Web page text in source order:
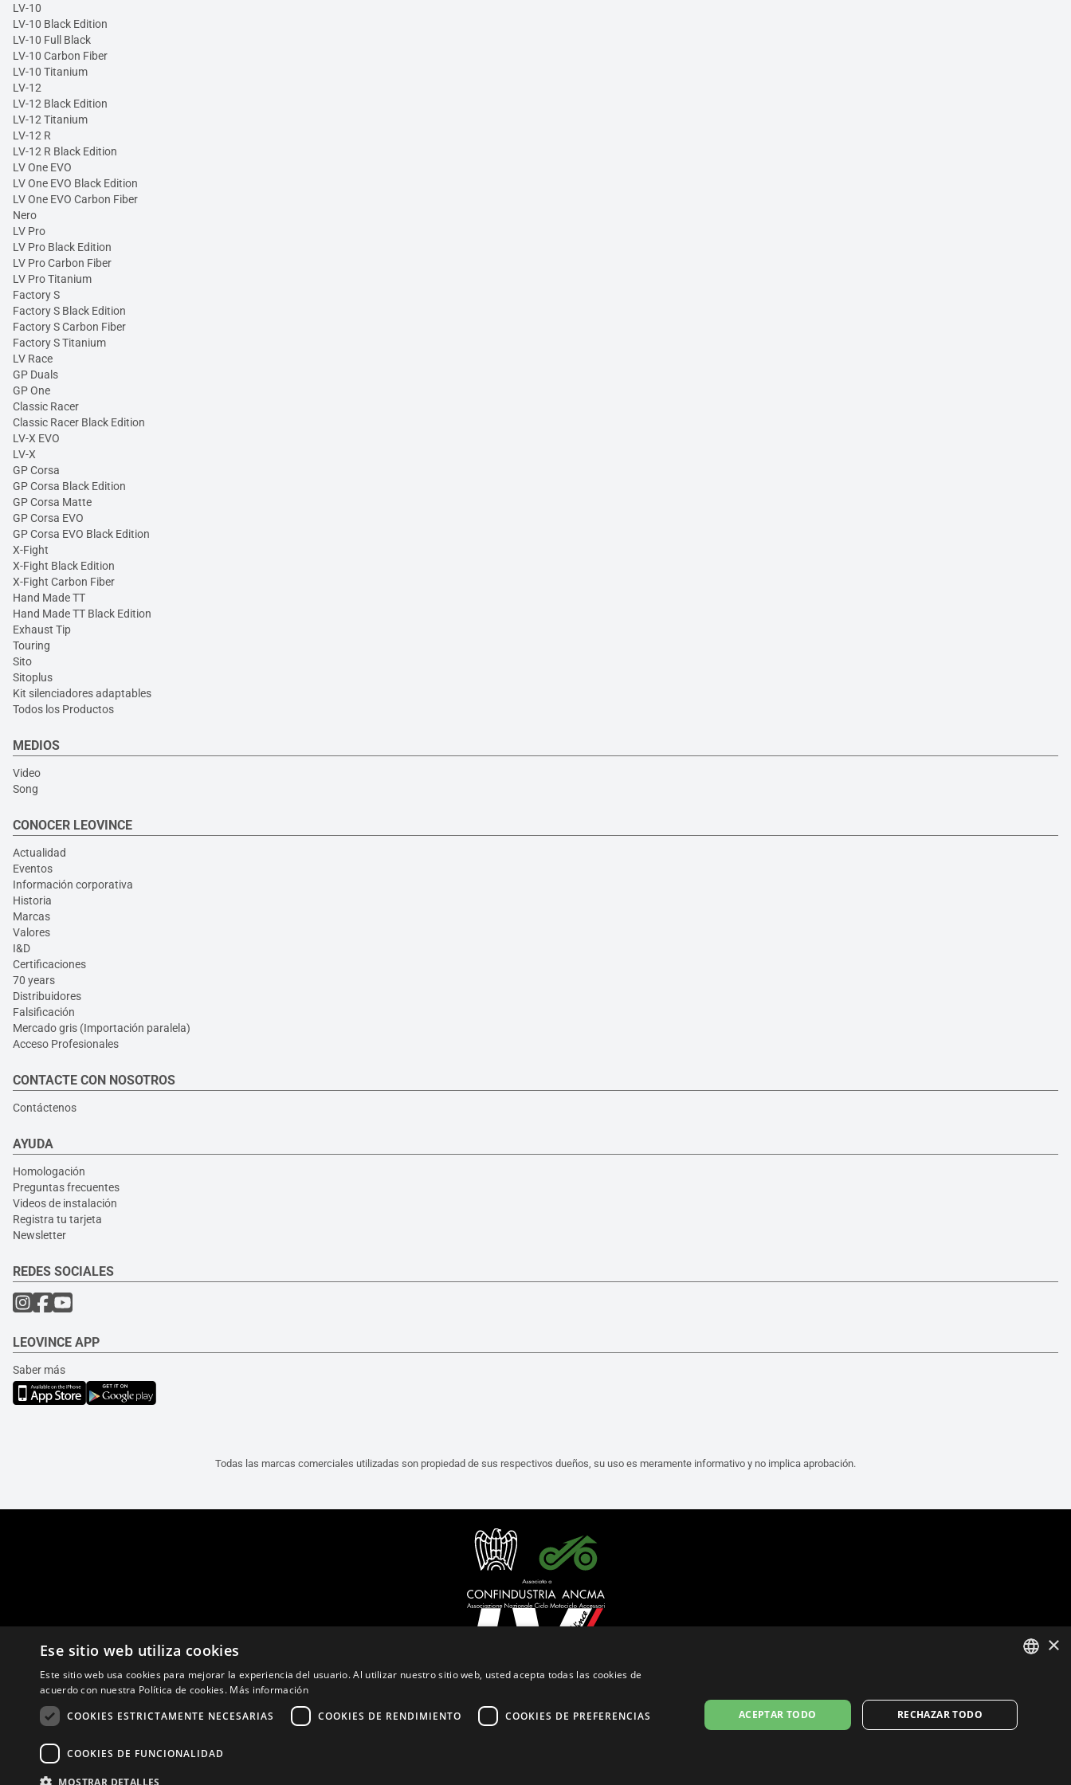
LV-10
LV-10 Black Edition
LV-10 Full Black
LV-10 Carbon Fiber
LV-10 Titanium
LV-12
LV-12 Black Edition
LV-12 Titanium
LV-12 R
LV-12 R Black Edition
LV One EVO
LV One EVO Black Edition
LV One EVO Carbon Fiber
Nero
LV Pro
LV Pro Black Edition
LV Pro Carbon Fiber
LV Pro Titanium
Factory S
Factory S Black Edition
Factory S Carbon Fiber
Factory S Titanium
LV Race
GP Duals
GP One
Classic Racer
Classic Racer Black Edition
LV-X EVO
LV-X
GP Corsa
GP Corsa Black Edition
GP Corsa Matte
GP Corsa EVO
GP Corsa EVO Black Edition
X-Fight
X-Fight Black Edition
X-Fight Carbon Fiber
Hand Made TT
Hand Made TT Black Edition
Exhaust Tip
Touring
Sito
Sitoplus
Kit silenciadores adaptables
Todos los Productos
MEDIOS
Video
Song
CONOCER LEOVINCE
Actualidad
Eventos
Información corporativa
Historia
Marcas
Valores
I&D
Certificaciones
70 years
Distribuidores
Falsificación
Mercado gris (Importación paralela)
Acceso Profesionales
CONTACTE CON NOSOTROS
Contáctenos
AYUDA
Homologación
Preguntas frecuentes
Videos de instalación
Registra tu tarjeta
Newsletter
REDES SOCIALES
LEOVINCE APP
Saber más
Todas las marcas comerciales utilizadas son propiedad de sus respectivos dueños, su uso es meramente informativo y no implica aprobación.
×
Ese sitio web utiliza cookies
Este sitio web usa cookies para mejorar la experiencia del usuario. Al utilizar nuestro sitio web, usted acepta todas las cookies de
acuerdo con nuestra Política de cookies. Más información
COOKIES ESTRICTAMENTE NECESARIAS
COOKIES DE RENDIMIENTO COOKIES DE PREFERENCIAS
COOKIES DE FUNCIONALIDAD
MOSTRAR DETALLES
ACEPTAR TODO RECHAZAR TODO